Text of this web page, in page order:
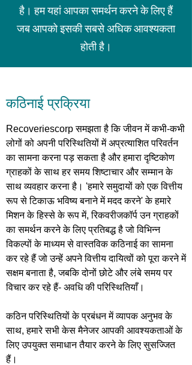
है। हम यहां आपका समर्थन करने के लिए हैं
जब आपको इसकी सबसे अधिक आवश्यकता
होती है।
कठिनाई प्रक्रिया
Recoveriescorp समझता है कि जीवन में कभी-कभी
लोगों को अपनी परिस्थितियों में अप्रत्याशित परिवर्तन
का सामना करना पड़ सकता है और हमारा दृष्टिकोण
ग्राहकों के साथ हर समय शिष्टाचार और सम्मान के
साथ व्यवहार करना है। 'हमारे समुदायों को एक वित्तीय
रूप से टिकाऊ भविष्य बनाने में मदद करने' के हमारे
मिशन के हिस्से के रूप में, रिकवरीजकॉर्प उन ग्राहकों
का समर्थन करने के लिए प्रतिबद्ध है जो विभिन्न
विकल्पों के माध्यम से वास्तविक कठिनाई का सामना
कर रहे हैं जो उन्हें अपने वित्तीय दायित्वों को पूरा करने में
सक्षम बनाता है, जबकि दोनों छोटे और लंबे समय पर
विचार कर रहे हैं- अवधि की परिस्थितियाँ।
कठिन परिस्थितियों के प्रबंधन में व्यापक अनुभव के
साथ, हमारे सभी केस मैनेजर आपकी आवश्यकताओं के
लिए उपयुक्त समाधान तैयार करने के लिए सुसज्जित
हैं।